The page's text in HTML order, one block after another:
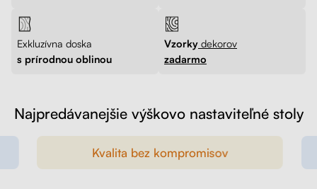
Exkluzívna doska
s prírodnou oblinou
Vzorky dekorov
zadarmo
Najpredávanejšie výškovo nastaviteľné stoly
Kvalita bez kompromisov